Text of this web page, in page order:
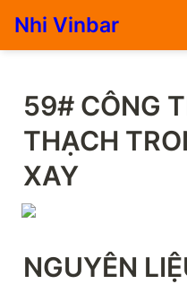
Nhi Vinbar
59# CÔNG
THẠCH
XAY
NGUYÊN